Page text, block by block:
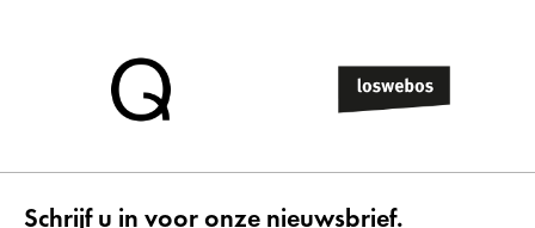
Schrijf u in voor onze nieuwsbrief.